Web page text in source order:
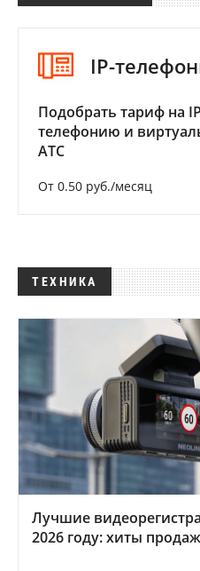
IP-
Подобрать тариф на
телефонию и
АТС
От 0.50 руб./месяц
ТЕХНИКА
Лучшие
2026 году: хиты продаж